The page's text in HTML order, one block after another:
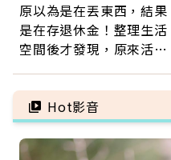
原以為是在丟東西，結果
是在存退休金！整理生活
空間後才發現，原來活得
Hot影音